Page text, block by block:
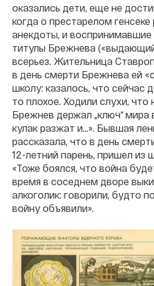
оказались дети, еще не
когда о престарелом генсеке
анекдоты, и воспринимавшие
титулы Брежнева
всерьез. Жительница
в день смерти Брежнева ей
школу: казалось, что сейчас
то плохое. Ходили слухи, что
Брежнев держал „ключ“ мира
кулак разжат и…». Бывшая
рассказала, что в день
12-летний парень, пришел из
«Тоже боялся, что война
время в соседнем дворе
алкоголик: говорили, будто
войну объявили».